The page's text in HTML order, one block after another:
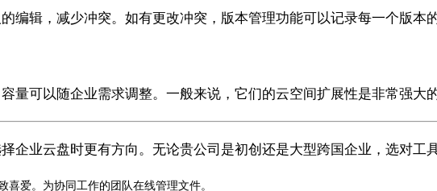
编辑，减少冲突。如有更改冲突，版本管理功能可以记录每一个版本的
量可以随企业需求调整。一般来说，它们的云空间扩展性是非常强大的
企业云盘时更有方向。无论贵公司是初创还是大型跨国企业，选对工
喜爱。为协同工作的团队在线管理文件。